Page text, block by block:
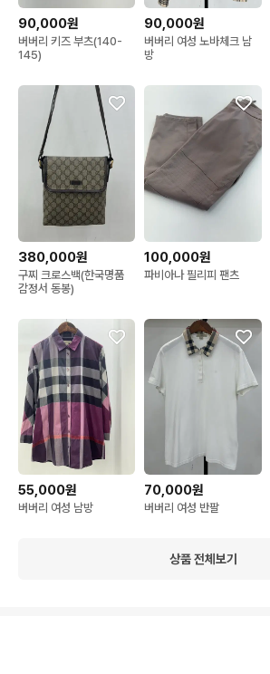
90,000원
버버리 키즈 부츠(140-
145)
90,000원
버버리 여성 노바체크 남
방
380,000원
구찌 크로스백(한국명품
감정서 동봉)
100,000원
파비아나 필리피 팬츠
55,000원
버버리 여성 남방
70,000원
버버리 여성 반팔
상품 전체보기